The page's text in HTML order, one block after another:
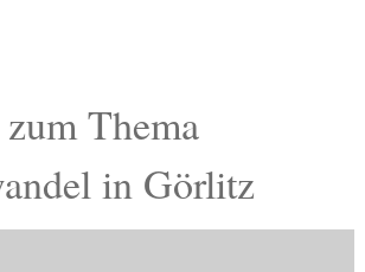
Thema
in Görlitz